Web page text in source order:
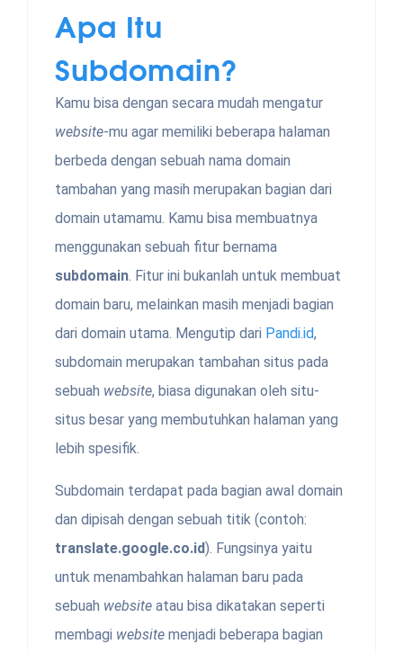
Apa Itu
Subdomain?
Kamu bisa dengan secara mudah mengatur
website-mu agar memiliki beberapa halaman
berbeda dengan sebuah nama domain
tambahan yang masih merupakan bagian dari
domain utamamu. Kamu bisa membuatnya
menggunakan sebuah fitur bernama
subdomain. Fitur ini bukanlah untuk membuat
domain baru, melainkan masih menjadi bagian
dari domain utama. Mengutip dari Pandi.id,
subdomain merupakan tambahan situs pada
sebuah website, biasa digunakan oleh situ-
situs besar yang membutuhkan halaman yang
lebih spesifik.
Subdomain terdapat pada bagian awal domain
dan dipisah dengan sebuah titik (contoh:
translate.google.co.id). Fungsinya yaitu
untuk menambahkan halaman baru pada
sebuah website atau bisa dikatakan seperti
membagi website menjadi beberapa bagian